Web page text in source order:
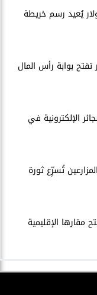
يُعيد رسم خريطة
بوابة رأس المال
الإلكترونية في
تُسرِّع ثورة
تفتح مقارها الإقليمية